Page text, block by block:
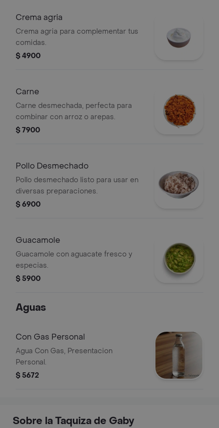
Crema agria
Crema agria para complementar tus
comidas.
$ 4900
Carne
Carne desmechada, perfecta para
combinar con arroz o arepas.
$ 7900
Pollo Desmechado
Pollo desmechado listo para usar en
diversas preparaciones.
$ 6900
Guacamole
Guacamole con aguacate fresco y
especias.
$ 5900
Aguas
Con Gas Personal
Agua Con Gas, Presentacion
Personal.
$ 5672
Sobre la Taquiza de Gaby